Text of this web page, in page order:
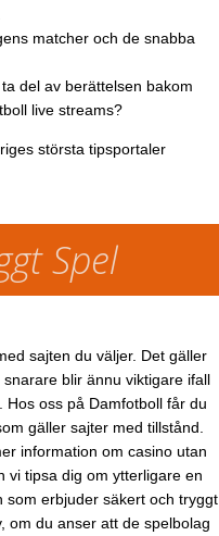
matcher och de snabba
del av berättelsen bakom
live streams?
största tipsportaler
Spel
sajten du väljer. Det gäller
blir ännu viktigare ifall
oss på Damfotboll får du
gäller sajter med tillstånd.
information om casino utan
vi tipsa dig om ytterligare en
som erbjuder säkert och tryggt
om du anser att de spelbolag